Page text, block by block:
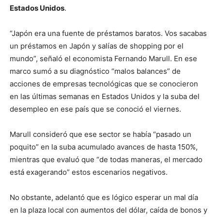
Estados Unidos.
“Japón era una fuente de préstamos baratos. Vos sacabas
un préstamos en Japón y salías de shopping por el
mundo”, señaló el economista Fernando Marull. En ese
marco sumó a su diagnóstico “malos balances” de
acciones de empresas tecnológicas que se conocieron
en las últimas semanas en Estados Unidos y la suba del
desempleo en ese país que se conoció el viernes.
Marull consideró que ese sector se había “pasado un
poquito” en la suba acumulado avances de hasta 150%,
mientras que evaluó que “de todas maneras, el mercado
está exagerando” estos escenarios negativos.
No obstante, adelantó que es lógico esperar un mal día
en la plaza local con aumentos del dólar, caída de bonos y